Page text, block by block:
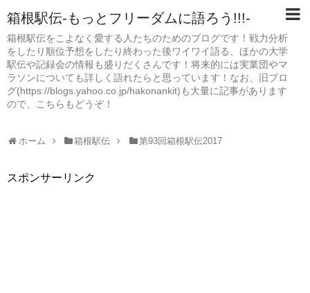
箱根駅伝-もっとフリーダムに語ろう!!!-
箱根駅伝をこよなく愛する人たちのためのブログです！戦力分析
をしたり順位予想をしたり終わった後ワイワイ語る、ほかの大学
駅伝や記録会の情報も盛りだくさんです！将来的には実業団やマ
ラソンについても詳しく語れたらと思っています！なお、旧ブロ
グ(https://blogs.yahoo.co.jp/hakonankit)も大量に記事があります
ので、こちらもどうぞ！
ホーム 箱根駅伝 第93回箱根駅伝2017
スポンサーリンク